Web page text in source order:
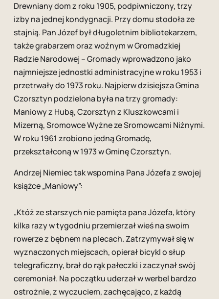
Drewniany dom z roku 1905, podpiwniczony, trzy
izby na jednej kondygnacji. Przy domu stodoła ze
stajnią. Pan Józef był długoletnim bibliotekarzem,
także grabarzem oraz woźnym w Gromadzkiej
Radzie Narodowej – Gromady wprowadzono jako
najmniejsze jednostki administracyjne w roku 1953 i
przetrwały do 1973 roku. Najpierw dzisiejsza Gmina
Czorsztyn podzielona była na trzy gromady:
Maniowy z Hubą, Czorsztyn z Kluszkowcami i
Mizerną, Sromowce Wyżne ze Sromowcami Niżnymi.
W roku 1961 zrobiono jedną Gromadę,
przekształconą w 1973 w Gminę Czorsztyn.
Andrzej Niemiec tak wspomina Pana Józefa z swojej
książce „Maniowy”:
„Któż ze starszych nie pamięta pana Józefa, który
kilka razy w tygodniu przemierzał wieś na swoim
rowerze z bębnem na plecach. Zatrzymywał się w
wyznaczonych miejscach, opierał bicykl o słup
telegraficzny, brał do rąk pałeczki i zaczynał swój
ceremoniał. Na początku uderzał w werbel bardzo
ostrożnie, z wyczuciem, zachęcająco, z każdą